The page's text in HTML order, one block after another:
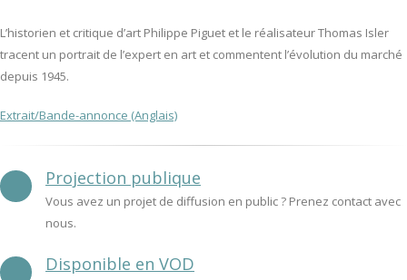
L’historien et critique d’art Philippe Piguet et le réalisateur Thomas Isler
tracent un portrait de l’expert en art et commentent l’évolution du marché
depuis 1945.
Extrait/Bande-annonce (Anglais)
Projection publique
Vous avez un projet de diffusion en public ? Prenez contact avec
nous.
Disponible en VOD